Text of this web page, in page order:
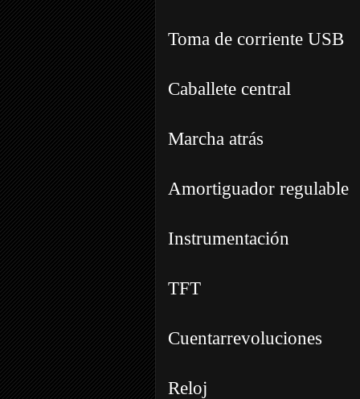
Toma de corriente USB
Caballete central
Marcha atrás
Amortiguador regulable
Instrumentación
TFT
Cuentarrevoluciones
Reloj